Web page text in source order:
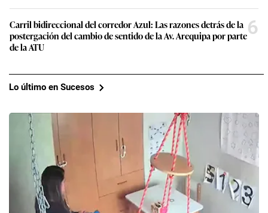
Carril bidireccional del corredor Azul: Las razones detrás de la
postergación del cambio de sentido de la Av. Arequipa por parte
de la ATU
6
Lo último en Sucesos